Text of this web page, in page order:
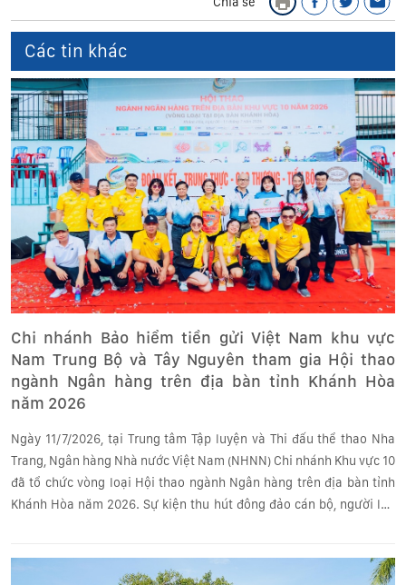
Các tin khác
Chi nhánh Bảo hiểm tiền gửi Việt Nam khu vực
Nam Trung Bộ và Tây Nguyên tham gia Hội thao
ngành Ngân hàng trên địa bàn tỉnh Khánh Hòa
năm 2026
Ngày 11/7/2026, tại Trung tâm Tập luyện và Thi đấu thể thao Nha
Trang, Ngân hàng Nhà nước Việt Nam (NHNN) Chi nhánh Khu vực 10
đã tổ chức vòng loại Hội thao ngành Ngân hàng trên địa bàn tỉnh
Khánh Hòa năm 2026. Sự kiện thu hút đông đảo cán bộ, người lao